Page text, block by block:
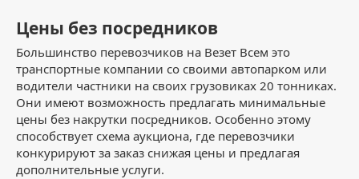
Цены без посредников
Большинство перевозчиков на Везет Всем это
транспортные компании со своими автопарком или
водители частники на своих грузовиках 20 тонниках.
Они имеют возможность предлагать минимальные
цены без накрутки посредников. Особенно этому
способствует схема аукциона, где перевозчики
конкурируют за заказ снижая цены и предлагая
дополнительные услуги.